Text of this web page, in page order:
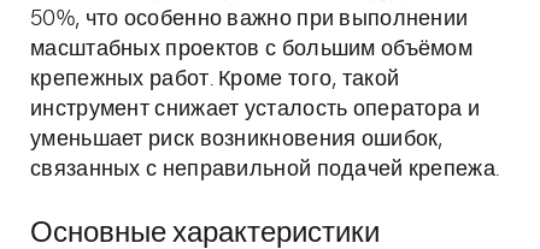
50%, что особенно важно при выполнении
масштабных проектов с большим объёмом
крепежных работ. Кроме того, такой
инструмент снижает усталость оператора и
уменьшает риск возникновения ошибок,
связанных с неправильной подачей крепежа.
Основные характеристики